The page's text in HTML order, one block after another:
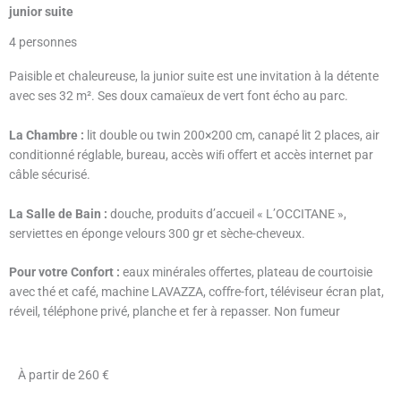
junior suite
4 personnes
Paisible et chaleureuse, la junior suite est une invitation à la détente
avec ses 32 m². Ses doux camaïeux de vert font écho au parc.
La Chambre : lit double ou twin 200×200 cm, canapé lit 2 places, air
conditionné réglable, bureau, accès wiﬁ oﬀert et accès internet par
câble sécurisé.
La Salle de Bain : douche, produits d’accueil « L’OCCITANE »,
serviettes en éponge velours 300 gr et sèche-cheveux.
Pour votre Confort : eaux minérales oﬀertes, plateau de courtoisie
avec thé et café, machine LAVAZZA, coﬀre-fort, téléviseur écran plat,
réveil, téléphone privé, planche et fer à repasser. Non fumeur
À partir de 260 €